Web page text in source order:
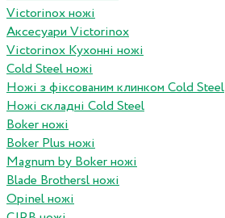
Victorinox ножі
Аксесуари Victorinox
Victorinox Кухонні ножі
Cold Steel ножі
Ножі з фіксованим клинком Cold Steel
Ножі складні Cold Steel
Boker ножі
Boker Plus ножі
Magnum by Boker ножі
Blade Brothersl ножі
Opinel ножі